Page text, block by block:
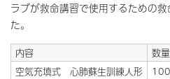
ラブが救命講習で使用するための
た。
内容
数量
空気充填式 心肺蘇生訓練人形